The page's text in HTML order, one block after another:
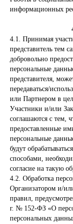
информационных
4.1. Принимая
представитель тем
добровольно
персональные
представителя,
передаваться/
или Партнером в
Участники и/или
соглашаются с тем,
предоставленные
персональные
будут
способами,
согласие на такую
4.2. Обработка
Организатором и/
правил,
г. № 152-ФЗ «О
персональных
127566 Москва,
Телефон:
Email:
Политика